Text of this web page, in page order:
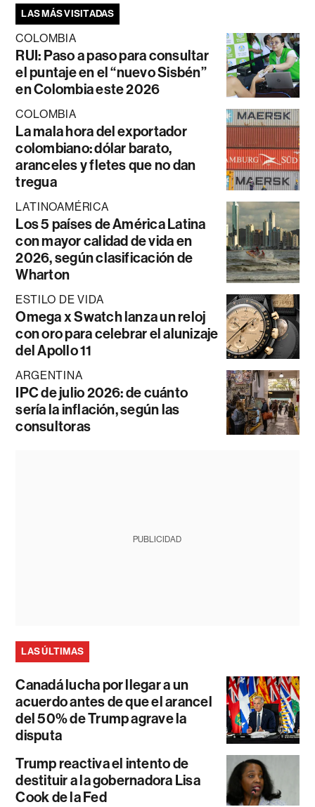
LAS MÁS VISITADAS
COLOMBIA
RUI: Paso a paso para consultar
el puntaje en el “nuevo Sisbén”
en Colombia este 2026
COLOMBIA
La mala hora del exportador
colombiano: dólar barato,
aranceles y fletes que no dan
tregua
LATINOAMÉRICA
Los 5 países de América Latina
con mayor calidad de vida en
2026, según clasificación de
Wharton
ESTILO DE VIDA
Omega x Swatch lanza un reloj
con oro para celebrar el alunizaje
del Apollo 11
ARGENTINA
IPC de julio 2026: de cuánto
sería la inflación, según las
consultoras
PUBLICIDAD
LAS ÚLTIMAS
Canadá lucha por llegar a un
acuerdo antes de que el arancel
del 50% de Trump agrave la
disputa
Trump reactiva el intento de
destituir a la gobernadora Lisa
Cook de la Fed